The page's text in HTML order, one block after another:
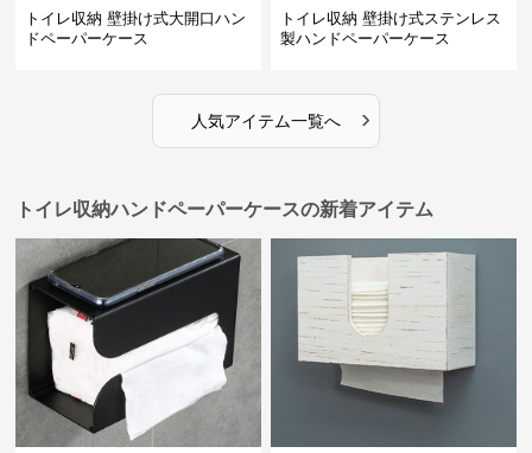
トイレ収納 壁掛け式大開口ハン
ドペーパーケース
トイレ収納 壁掛け式ステンレス
製ハンドペーパーケース
人気アイテム一覧へ ›
トイレ収納ハンドペーパーケースの新着アイテム